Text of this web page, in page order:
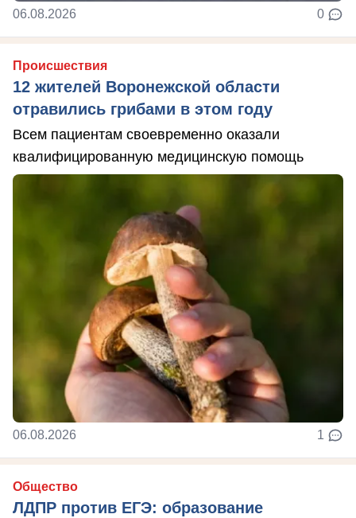
06.08.2026 0
Происшествия
12 жителей Воронежской области
отравились грибами в этом году
Всем пациентам своевременно оказали
квалифицированную медицинскую помощь
06.08.2026 1
Общество
ЛДПР против ЕГЭ: образование